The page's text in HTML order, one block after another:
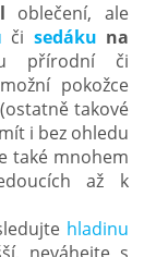
oblečení, ale
či sedáku na
přírodní či
pokožce
(ostatně takové
i bez ohledu
také mnohem
až k
hladinu